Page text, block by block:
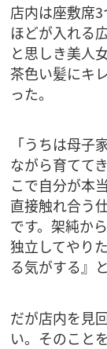
店内は座敷席
ほどが入れる
と思しき美人
茶色い髪にキ
った。
「うちは母子
ながら育てて
こで自分が本
直接触れ合う
です。架純か
独立してやり
る気がする』
だが店内を見
い。そのこと